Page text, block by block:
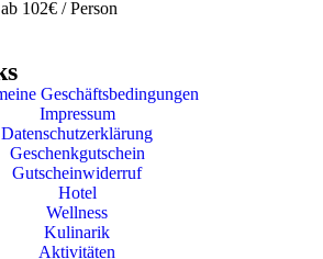
102€ / Person
Geschäftsbedingungen
Impressum
Datenschutzerklärung
Geschenkgutschein
Gutscheinwiderruf
Hotel
Wellness
Kulinarik
Aktivitäten